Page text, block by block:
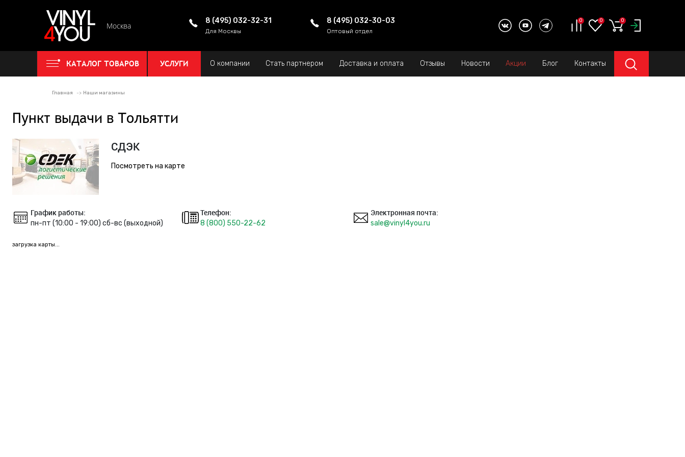
Москва
8 (495) 032-32-31
Для Москвы
8 (495) 032-30-03
Оптовый отдел
0 0 0
КАТАЛОГ ТОВАРОВ УСЛУГИ О компании Стать партнером Доставка и оплата Отзывы Новости Акции Блог Контакты
Главная Наши магазины
Пункт выдачи в Тольятти
СДЭК
Посмотреть на карте
График работы:
пн-пт (10:00 - 19:00) сб-вс (выходной)
Телефон:
8 (800) 550-22-62
Электронная почта:
sale@vinyl4you.ru
загрузка карты...